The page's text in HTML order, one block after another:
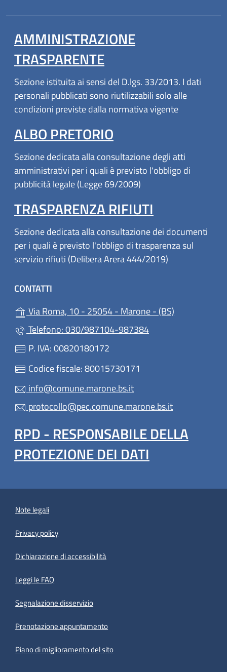
AMMINISTRAZIONE
TRASPARENTE
Sezione istituita ai sensi del D.lgs. 33/2013. I dati
personali pubblicati sono riutilizzabili solo alle
condizioni previste dalla normativa vigente
ALBO PRETORIO
Sezione dedicata alla consultazione degli atti
amministrativi per i quali è previsto l'obbligo di
pubblicità legale (Legge 69/2009)
TRASPARENZA RIFIUTI
Sezione dedicata alla consultazione dei documenti
per i quali è previsto l'obbligo di trasparenza sul
servizio rifiuti (Delibera Arera 444/2019)
CONTATTI
Via Roma, 10 - 25054 - Marone - (BS)
Telefono: 030/987104-987384
P. IVA: 00820180172
Codice fiscale: 80015730171
info@comune.marone.bs.it
protocollo@pec.comune.marone.bs.it
RPD - RESPONSABILE DELLA
PROTEZIONE DEI DATI
Note legali
Privacy policy
Dichiarazione di accessibilità
Leggi le FAQ
Segnalazione disservizio
Prenotazione appuntamento
Piano di miglioramento del sito